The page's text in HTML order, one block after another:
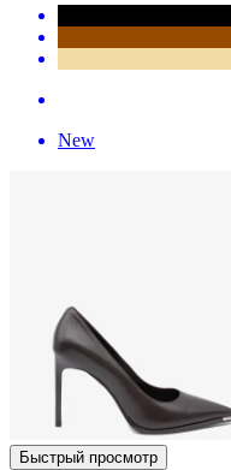
New
Быстрый просмотр